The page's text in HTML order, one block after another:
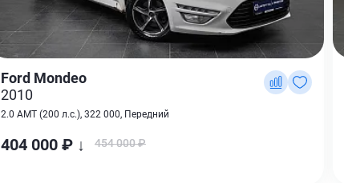
Ford Mondeo
2010
2.0 AMT (200 л.с.), 322 000, Передний
404 000 ₽ ↓ 454 000 ₽